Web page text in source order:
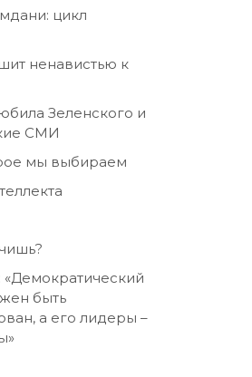
цикл
ненавистью к
Зеленского и
СМИ
мы выбираем
быть
а его лидеры –